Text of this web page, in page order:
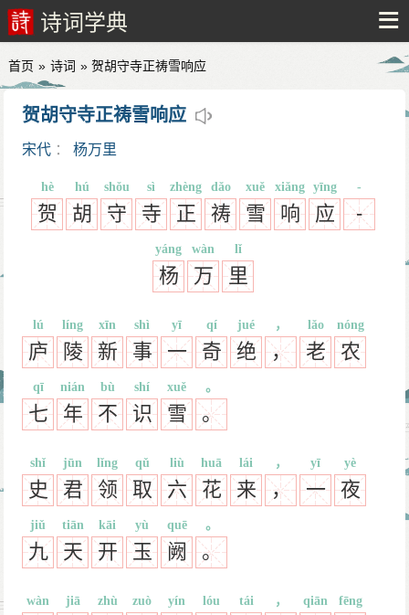
诗词学典
首页 » 诗词 » 贺胡守寺正祷雪响应
贺胡守寺正祷雪响应
宋代 ：杨万里
贺
hè
胡
hú
守
shǒu
寺
sì
正
zhèng
祷
dǎo
雪
xuě
响
xiǎng
应
yīng
-
-
杨
yáng
万
wàn
里
lǐ
庐
lú
陵
líng
新
xīn
事
shì
一
yī
奇
qí
绝
jué
，
，
老
lǎo
农
nóng
七
qī
年
nián
不
bù
识
shí
雪
xuě
。
。
史
shǐ
君
jūn
领
lǐng
取
qǔ
六
liù
花
huā
来
lái
，
，
一
yī
夜
yè
九
jiǔ
天
tiān
开
kāi
玉
yù
阙
quē
。
。
wàn jiā zhù zuò yín lóu tái ， qiān fēng